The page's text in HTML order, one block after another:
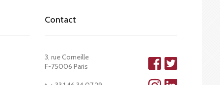
Contact
3, rue Corneille
F-75006 Paris